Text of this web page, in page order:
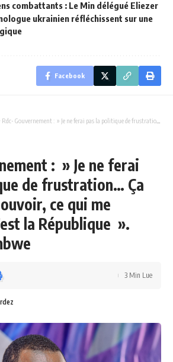
combattants : Le Min délégué Eliezer
ukrainien réfléchissent sur une
Facebook
Rdc- Gouvernement : » Je ne ferai pas la politique de frustration… Ça c’est notre pouvoir, ce qui me préoccupe c’est la République ». Eliezer Ntambwe
: » Je ne ferai
de frustration… Ça
ce qui me
la République ».
3 Min Lue